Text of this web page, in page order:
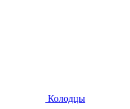
Колодцы